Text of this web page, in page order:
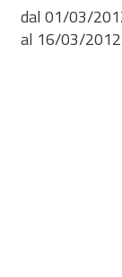
dal 01/03/
al 16/03/2012